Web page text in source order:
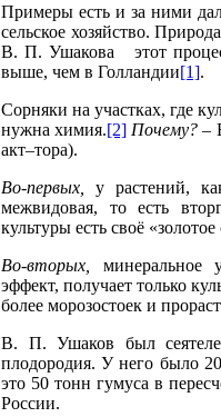
Примеры есть и за ними
сельское хозяйство.
В. П. Ушакова этот
выше, чем в Голландии[1].
Сорняки на участках, где
нужна химия.[2] Почему? –
акт–тора).
Во-первых,
у растений,
межвидовая, то есть
культуры есть своё
Во-вторых,
минеральное
эффект, получает только
более морозостоек и
В. П. Ушаков был
плодородия. У него было
это 50 тонн гумуса в
России.